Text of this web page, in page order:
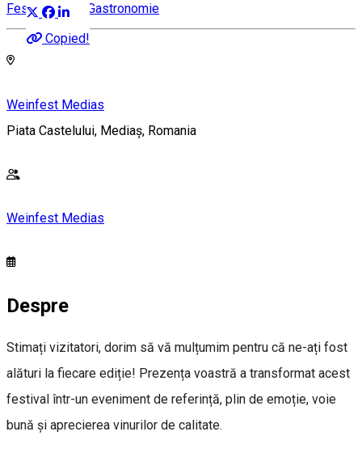
Copied!
Festival Vin & Gastronomie
Weinfest Medias
Piata Castelului, Mediaș, Romania
Weinfest Medias
Despre
Stimați vizitatori, dorim să vă mulțumim pentru că ne-ați fost
alături la fiecare ediție! Prezența voastră a transformat acest
festival într-un eveniment de referință, plin de emoție, voie
bună și aprecierea vinurilor de calitate.